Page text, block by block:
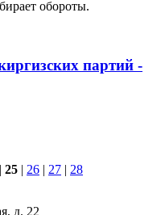
обороты.
партий -
| 25 | 26 | 27 | 28
д. 22